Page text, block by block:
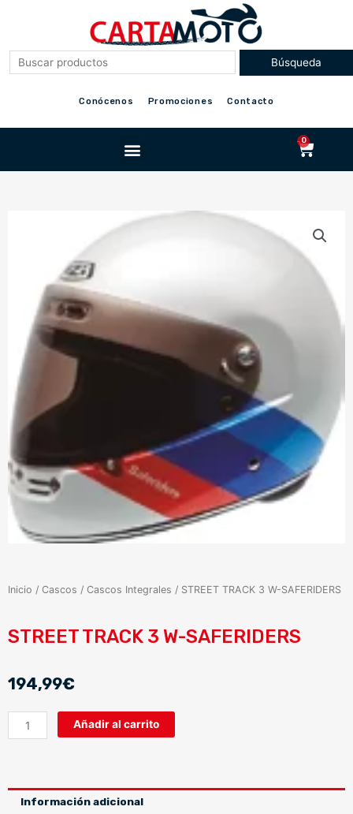
Conócenos Promociones Contacto
Menu 0
Inicio / Cascos / Cascos Integrales / STREET TRACK 3 W-SAFERIDERS
STREET TRACK 3 W-SAFERIDERS
194,99€
STREET
TRACK
SAFERIDERS
cantidad
Añadir al carrito
Información adicional